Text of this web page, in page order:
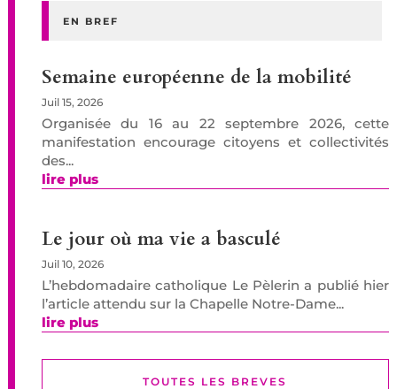
EN BREF
Semaine européenne de la mobilité
Juil 15, 2026
Organisée du 16 au 22 septembre 2026, cette
manifestation encourage citoyens et collectivités
des...
lire plus
Le jour où ma vie a basculé
Juil 10, 2026
L’hebdomadaire catholique Le Pèlerin a publié hier
l’article attendu sur la Chapelle Notre-Dame...
lire plus
TOUTES LES BREVES